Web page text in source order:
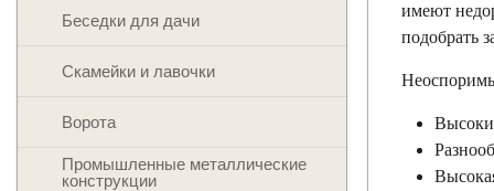
имеют
подобрать
Беседки для дачи
Скамейки и лавочки
Ворота
Промышленные металлические
конструкции